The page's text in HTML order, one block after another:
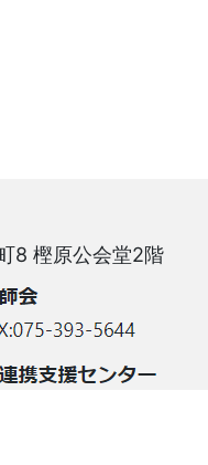
8 樫原公会堂2階